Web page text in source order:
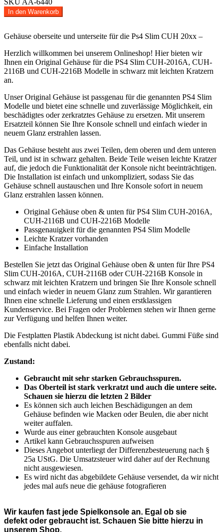
SKU AA-6440
Original
Gehäuse
&
PS4
Slim
CUH-
2016A
2116B
CUH2216B
PlayStation4
schwarz
zerkratzt
In den Warenkorb
Gehäuse oberseite und unterseite für die Ps4 Slim CUH 20xx –
Herzlich willkommen bei unserem Onlineshop! Hier bieten wir
Ihnen ein Original Gehäuse für die PS4 Slim CUH-2016A, CUH-
2116B und CUH-2216B Modelle in schwarz mit leichten Kratzern
an.
Unser Original Gehäuse ist passgenau für die genannten PS4 Slim
Modelle und bietet eine schnelle und zuverlässige Möglichkeit, ein
beschädigtes oder zerkratztes Gehäuse zu ersetzen. Mit unserem
Ersatzteil können Sie Ihre Konsole schnell und einfach wieder in
neuem Glanz erstrahlen lassen.
Das Gehäuse besteht aus zwei Teilen, dem oberen und dem unteren
Teil, und ist in schwarz gehalten. Beide Teile weisen leichte Kratzer
auf, die jedoch die Funktionalität der Konsole nicht beeinträchtigen.
Die Installation ist einfach und unkompliziert, sodass Sie das
Gehäuse schnell austauschen und Ihre Konsole sofort in neuem
Glanz erstrahlen lassen können.
Original Gehäuse oben & unten für PS4 Slim CUH-2016A,
CUH-2116B und CUH-2216B Modelle
Passgenauigkeit für die genannten PS4 Slim Modelle
Leichte Kratzer vorhanden
Einfache Installation
Bestellen Sie jetzt das Original Gehäuse oben & unten für Ihre PS4
Slim CUH-2016A, CUH-2116B oder CUH-2216B Konsole in
schwarz mit leichten Kratzern und bringen Sie Ihre Konsole schnell
und einfach wieder in neuem Glanz zum Strahlen. Wir garantieren
Ihnen eine schnelle Lieferung und einen erstklassigen
Kundenservice. Bei Fragen oder Problemen stehen wir Ihnen gerne
zur Verfügung und helfen Ihnen weiter.
Die Festplatten Plastik Abdeckung ist nicht dabei. Gummi Füße sind
ebenfalls nicht dabei.
Zustand:
Gebraucht mit sehr starken Gebrauchsspuren.
Das Oberteil ist stark verkratzt und auch die untere seite.
Schauen sie hierzu die letzten 2 Bilder
Es können sich auch leichen Beschädigungen an dem
Gehäuse befinden wie Macken oder Beulen, die aber nicht
weiter auffalen.
Wurde aus einer gebrauchten Konsole ausgebaut
Artikel kann Gebrauchsspuren aufweisen
Dieses Angebot unterliegt der Differenzbesteuerung nach §
25a UStG. Die Umsatzsteuer wird daher auf der Rechnung
nicht ausgewiesen.
Es wird nicht das abgebildete Gehäuse versendet, da wir nicht
jedes mal aufs neue die gehäuse fotografieren
Wir kaufen fast jede Spielkonsole an. Egal ob sie
defekt oder gebraucht ist. Schauen Sie bitte hierzu in
unserem Shop.